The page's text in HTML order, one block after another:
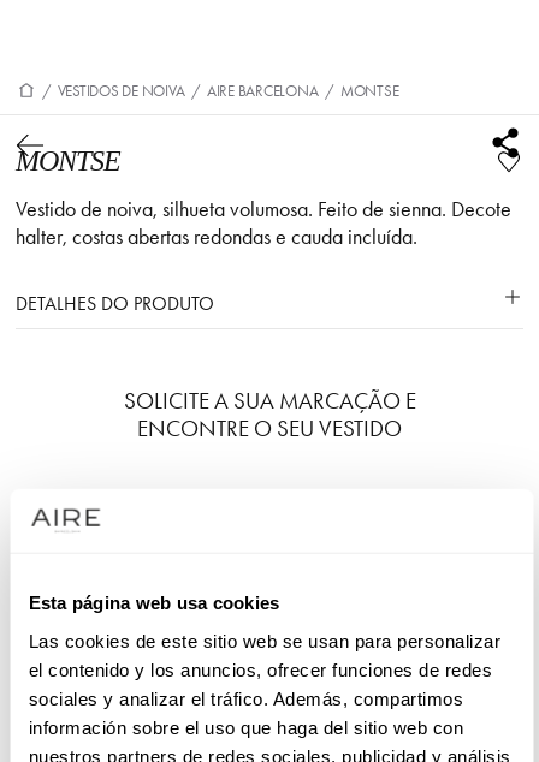
Esta página web usa cookies
Las cookies de este sitio web se usan para personalizar
el contenido y los anuncios, ofrecer funciones de redes
sociales y analizar el tráfico. Además, compartimos
información sobre el uso que haga del sitio web con
nuestros partners de redes sociales, publicidad y análisis
/ VESTIDOS DE NOIVA / AIRE BARCELONA / MONTSE
MONTSE
Vestido de noiva, silhueta volumosa. Feito de sienna. Decote
halter, costas abertas redondas e cauda incluída.
DETALHES DO PRODUTO
SOLICITE A SUA MARCAÇÃO E
ENCONTRE O SEU VESTIDO